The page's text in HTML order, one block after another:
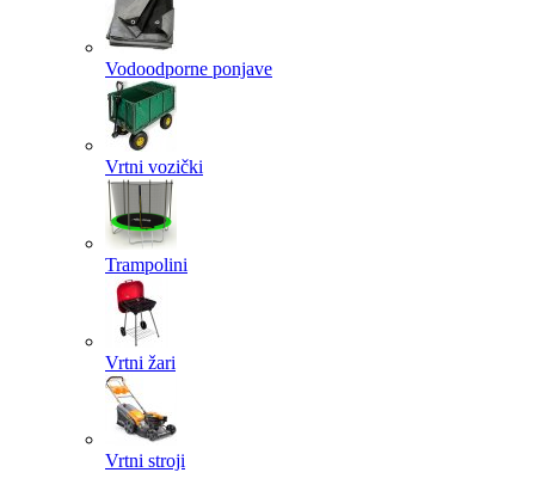
Vodoodporne ponjave
Vrtni vozički
Trampolini
Vrtni žari
Vrtni stroji